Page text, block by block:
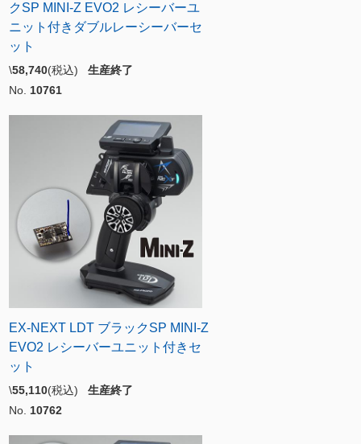
クSP MINI-Z EVO2 レシーバーユ
ニット付きダブルレーシーバーセ
ット
\58,740(税込) 生産終了
No. 10761
EX-NEXT LDT ブラックSP MINI-Z
EVO2 レシーバーユニット付きセ
ット
\55,110(税込) 生産終了
No. 10762